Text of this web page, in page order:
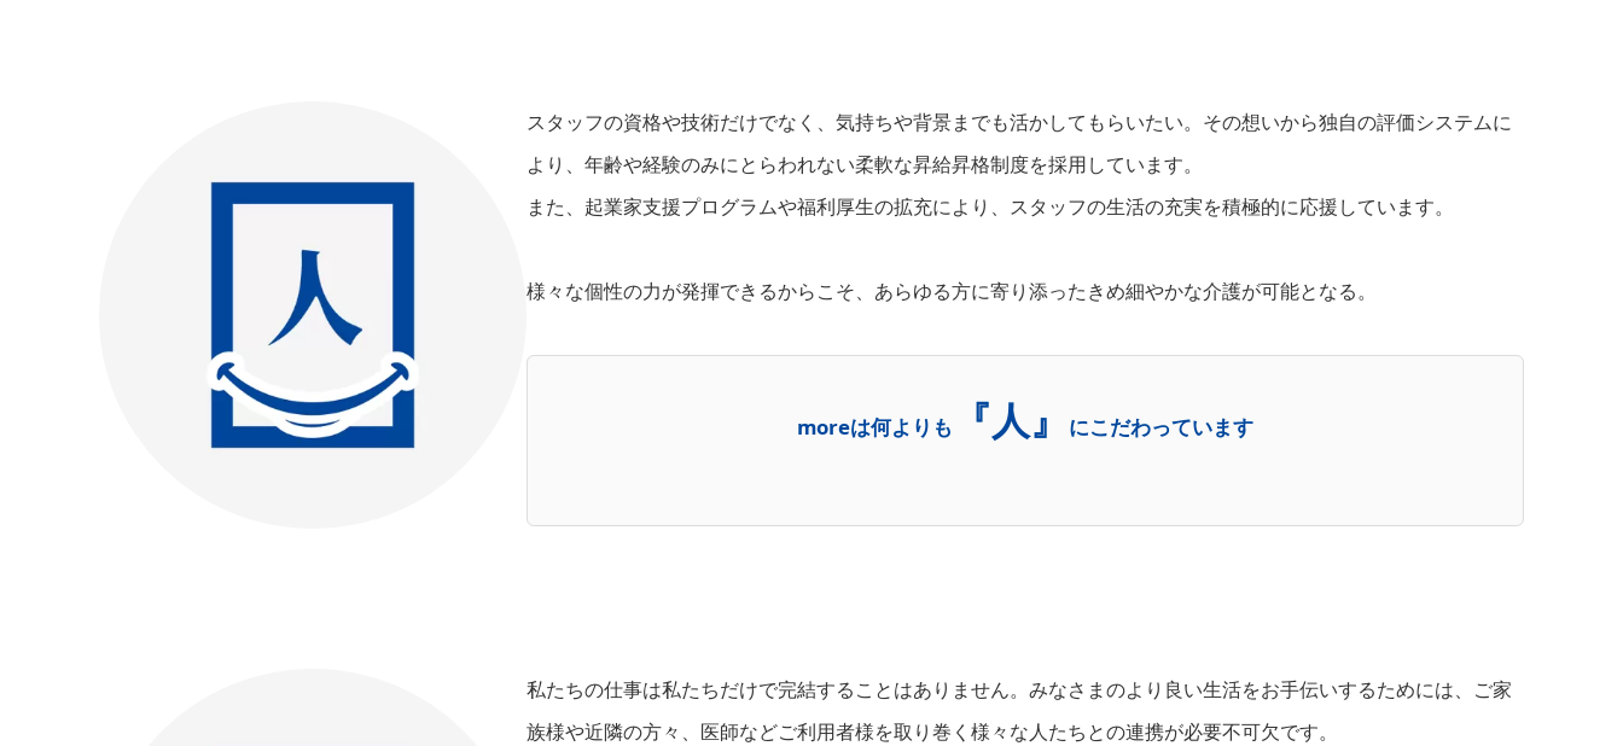
スタッフの資格や技術だけでなく、気持ちや背景までも活かしてもらいたい。その想いから独自の評価システムに
より、年齢や経験のみにとらわれない柔軟な昇給昇格制度を採用しています。
また、起業家支援プログラムや福利厚生の拡充により、スタッフの生活の充実を積極的に応援しています。
様々な個性の力が発揮できるからこそ、あらゆる方に寄り添ったきめ細やかな介護が可能となる。
moreは何よりも 『人』 にこだわっています
私たちの仕事は私たちだけで完結することはありません。みなさまのより良い生活をお手伝いするためには、ご家
族様や近隣の方々、医師などご利用者様を取り巻く様々な人たちとの連携が必要不可欠です。